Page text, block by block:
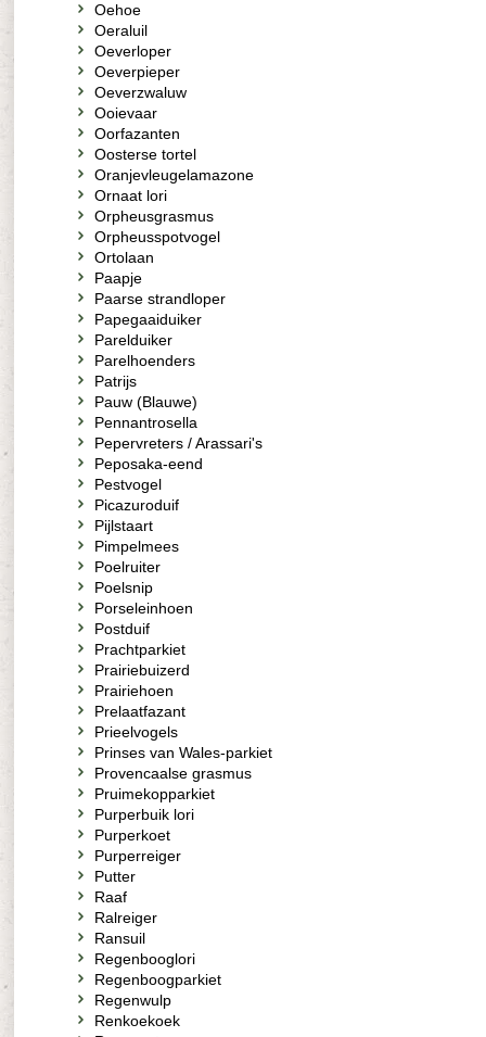
Oehoe
Oeraluil
Oeverloper
Oeverpieper
Oeverzwaluw
Ooievaar
Oorfazanten
Oosterse tortel
Oranjevleugelamazone
Ornaat lori
Orpheusgrasmus
Orpheusspotvogel
Ortolaan
Paapje
Paarse strandloper
Papegaaiduiker
Parelduiker
Parelhoenders
Patrijs
Pauw (Blauwe)
Pennantrosella
Pepervreters / Arassari's
Peposaka-eend
Pestvogel
Picazuroduif
Pijlstaart
Pimpelmees
Poelruiter
Poelsnip
Porseleinhoen
Postduif
Prachtparkiet
Prairiebuizerd
Prairiehoen
Prelaatfazant
Prieelvogels
Prinses van Wales-parkiet
Provencaalse grasmus
Pruimekopparkiet
Purperbuik lori
Purperkoet
Purperreiger
Putter
Raaf
Ralreiger
Ransuil
Regenbooglori
Regenboogparkiet
Regenwulp
Renkoekoek